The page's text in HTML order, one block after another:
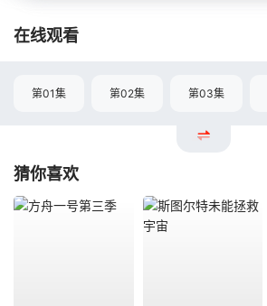
在线观看
第01集 第02集 第03集
猜你喜欢